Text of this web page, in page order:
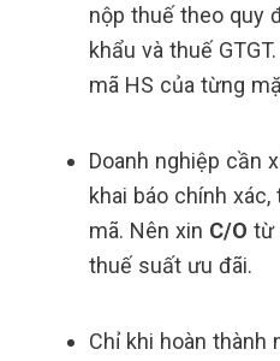
nộp thuế theo quy
khẩu và thuế
mã HS của từng
Doanh nghiệp cần
khai báo chính
mã. Nên xin C/O từ
thuế suất ưu đãi.
Chỉ khi hoàn thành